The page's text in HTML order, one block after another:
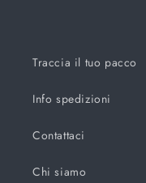
Traccia il tuo pacco
Info spedizioni
Contattaci
Chi siamo